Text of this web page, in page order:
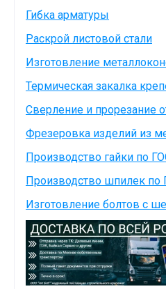
Гибка арматуры
Раскрой листовой стали
Изготовление
Термическая закалка
Сверление и прорезание
Фрезеровка изделий из
Производство гайки по
Производство шпилек по
Изготовление болтов с